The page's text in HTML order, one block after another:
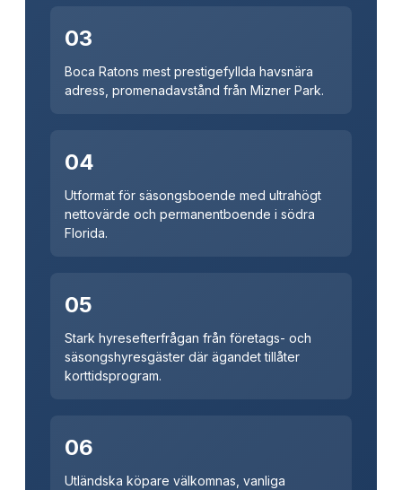
03
Boca Ratons mest prestigefyllda havsnära
adress, promenadavstånd från Mizner Park.
04
Utformat för säsongsboende med ultrahögt
nettovärde och permanentboende i södra
Florida.
05
Stark hyresefterfrågan från företags- och
säsongshyresgäster där ägandet tillåter
korttidsprogram.
06
Utländska köpare välkomnas, vanliga